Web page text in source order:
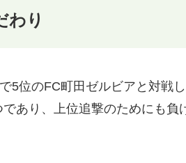
わり
5位のFC町田ゼルビアと対戦し
あり、上位追撃のためにも負